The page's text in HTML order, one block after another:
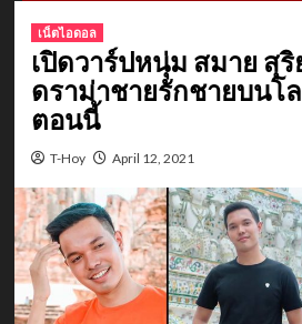
เน็ตไอดอล
เปิดวาร์ปหนุ่ม สมาย สุ
ดราม่าชายรักชายบนโ
ตอนนี้
T-Hoy April 12, 2021